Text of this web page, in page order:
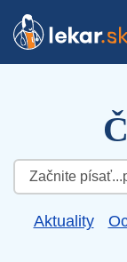
Hľadať:
Aktuality